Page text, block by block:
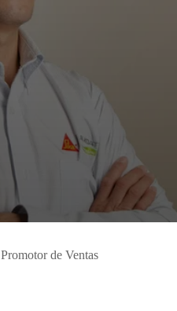
Promotor de Ventas